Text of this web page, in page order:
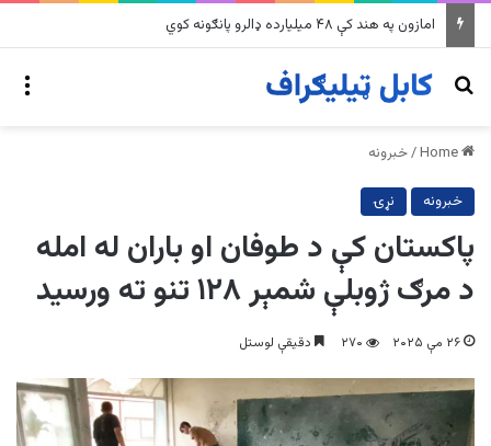
په وینزویلا کې زورورو زلزلو پراخ زیانونه اړولي
Search for
/خبرونه
خبرونه نړۍ
پاکستان کې د طوفان او باران له امله
د مرګ ژوبلې شمېر ۱۲۸ تنو ته ورسید
۲۶ مې ۲۰۲۵ ۲۷۰ دقیقې لوستل